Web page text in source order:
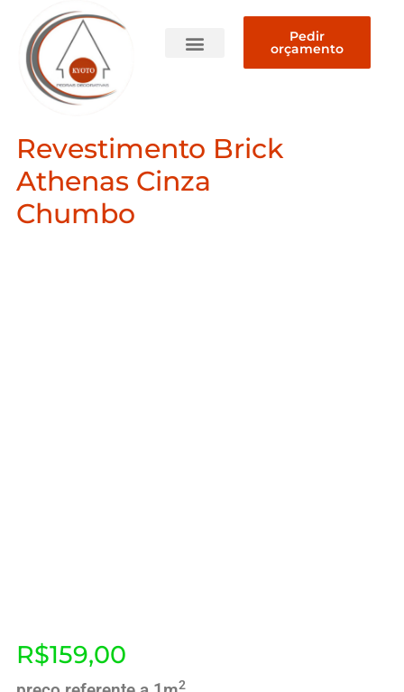
Pedir
orçamento
Revestimento Brick
Athenas Cinza
Chumbo
R$159,00
2